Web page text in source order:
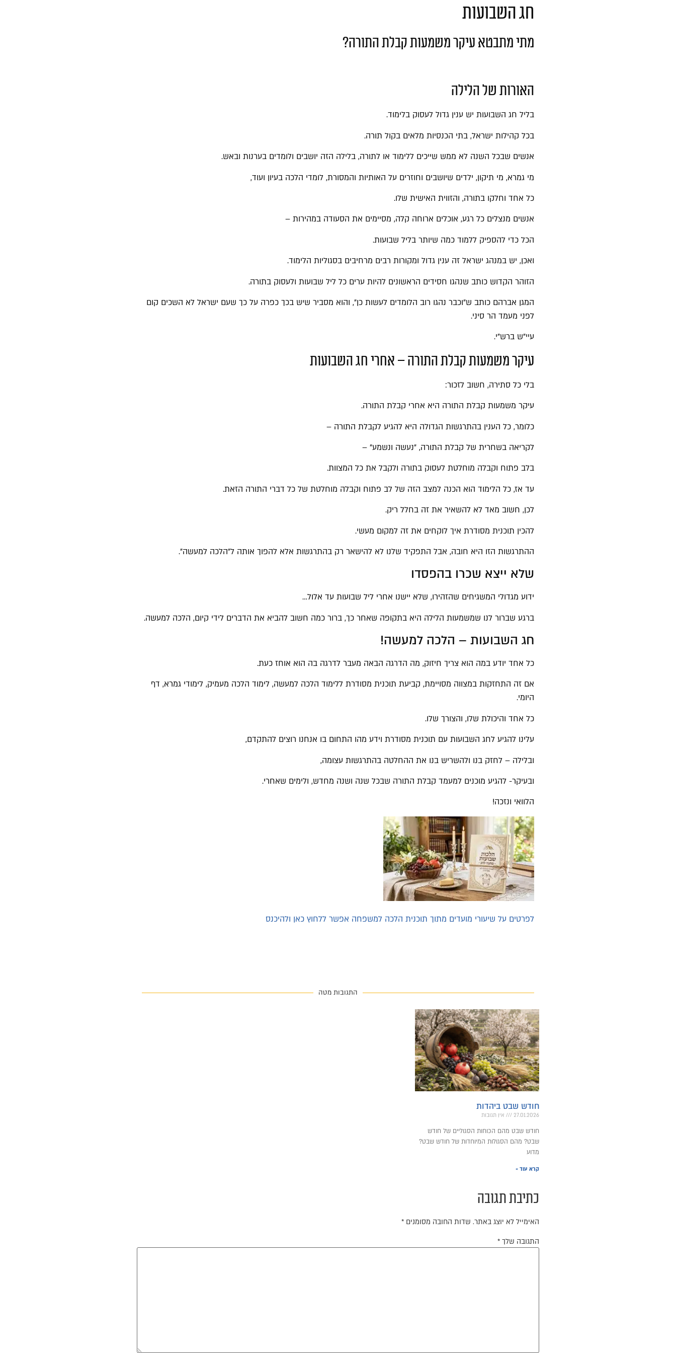
חג השבועות
מתי מתבטא עיקר משמעות קבלת התורה?
האורות של הלילה
בליל חג השבועות יש ענין גדול לעסוק בלימוד.
בכל קהילות ישראל, בתי הכנסיות מלאים בקול תורה.
אנשים שבכל השנה לא ממש שייכים ללימוד או לתורה, בלילה הזה יושבים ולומדים בערנות ובאש.
מי גמרא, מי תיקון, ילדים שיושבים וחוזרים על האותיות והמסורת, לומדי הלכה בעיון ועוד,
כל אחד וחלקו בתורה, והזווית האישית שלו.
אנשים מנצלים כל רגע, אוכלים ארוחה קלה, מסיימים את הסעודה במהירות –
הכל כדי להספיק ללמוד כמה שיותר בליל שבועות.
ואכן, יש במנהג ישראל זה ענין גדול ומקורות רבים מרחיבים בסגוליות הלימוד.
הזוהר הקדוש כותב שנהגו חסידים הראשונים להיות ערים כל ליל שבועות ולעסוק בתורה.
המגן אברהם כותב ש"וכבר נהגו רוב הלומדים לעשות כן", והוא מסביר שיש בכך כפרה על כך שעם ישראל לא השכים קום
לפני מעמד הר סיני.
עיי"ש ברש"י.
עיקר משמעות קבלת התורה – אחרי חג השבועות
בלי כל סתירה, חשוב לזכור:
עיקר משמעות קבלת התורה היא אחרי קבלת התורה.
כלומר, כל הענין בהתרגשות הגדולה היא להגיע לקבלת התורה –
לקריאה בשחרית של קבלת התורה, "נעשה ונשמע" –
בלב פתוח וקבלה מוחלטת לעסוק בתורה ולקבל את כל המצוות.
עד אז, כל הלימוד הוא הכנה למצב הזה של לב פתוח וקבלה מוחלטת של כל דברי התורה הזאת.
לכן, חשוב מאד לא להשאיר את זה בחלל ריק.
להכין תוכנית מסודרת איך לוקחים את זה למקום מעשי.
ההתרגשות הזו היא חובה, אבל התפקיד שלנו לא להישאר רק בהתרגשות אלא להפוך אותה ל"הלכה למעשה".
שלא ייצא שכרו בהפסדו
ידוע מגדולי המשגיחים שהזהירו, שלא יישנו אחרי ליל שבועות עד אלול…
ברגע שברור לנו שמשמעות הלילה היא בתקופה שאחר כך, ברור כמה חשוב להביא את הדברים לידי קיום, הלכה למעשה.
חג השבועות – הלכה למעשה!
כל אחד יודע במה הוא צריך חיזוק, מה הדרגה הבאה מעבר לדרגה בה הוא אוחז כעת.
אם זה התחזקות במצווה מסויימת, קביעת תוכנית מסודרת ללימוד הלכה למעשה, לימוד הלכה מעמיק, לימודי גמרא, דף
היומי.
כל אחד והיכולת שלו, והצורך שלו.
עלינו להגיע לחג השבועות עם תוכנית מסודרת וידע מהו התחום בו אנחנו רוצים להתקדם,
ובלילה – לחזק בנו ולהשריש בנו את ההחלטה בהתרגשות עצומה,
ובעיקר- להגיע מוכנים למעמד קבלת התורה שבכל שנה ושנה מחדש, ולימים שאחרי.
הלוואי ונזכה!
לפרטים על שיעורי מועדים מתוך תוכנית הלכה למשפחה אפשר ללחוץ כאן ולהיכנס
התגובות מטה
חודש שבט ביהדות
27.01.2026 אין תגובות
חודש שבט מהם הכוחות הסגוליים של חודש
שבט? מהם הסגולות המיוחדות של חודש שבט?
מדוע
קרא עוד »
כתיבת תגובה
האימייל לא יוצג באתר. שדות החובה מסומנים *
התגובה שלך *